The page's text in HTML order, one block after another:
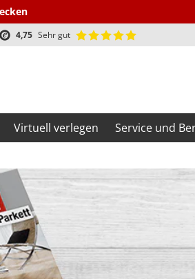
4,75 Sehr gut
Virtuell verlegen Service und